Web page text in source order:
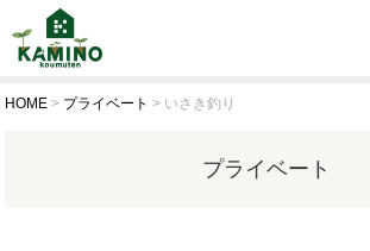
HOME > プライベート > いさき釣り
プライベート